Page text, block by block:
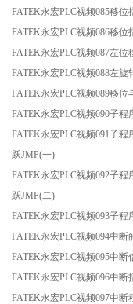
FATEK永宏PLC视频085移位
FATEK永宏PLC视频086移位
FATEK永宏PLC视频087左位
FATEK永宏PLC视频088左旋
FATEK永宏PLC视频089移位
FATEK永宏PLC视频090子程
FATEK永宏PLC视频091子
跃JMP(一)
FATEK永宏PLC视频092子
跃JMP(二)
FATEK永宏PLC视频093子程
FATEK永宏PLC视频094中
FATEK永宏PLC视频095中
FATEK永宏PLC视频096中断
FATEK永宏PLC视频097中断